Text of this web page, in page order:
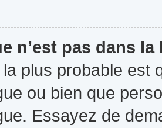
n’est pas dans la
plus probable est
ou bien que
Essayez de